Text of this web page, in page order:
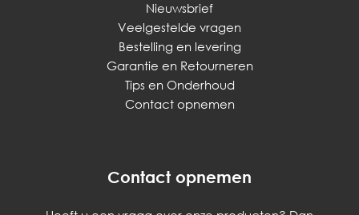
Nieuwsbrief
Veelgestelde vragen
Bestelling en levering
Garantie en Retourneren
Tips en Onderhoud
Contact opnemen
Contact opnemen